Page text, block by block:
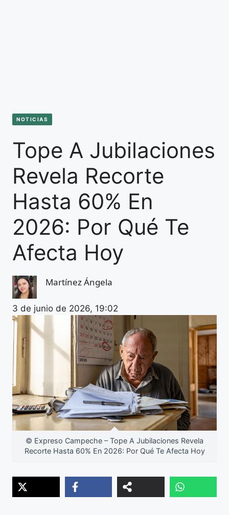
NOTICIAS
Tope A Jubilaciones
Revela Recorte
Hasta 60% En
2026: Por Qué Te
Afecta Hoy
Martínez Ángela
3 de junio de 2026, 19:02
© Expreso Campeche – Tope A Jubilaciones Revela
Recorte Hasta 60% En 2026: Por Qué Te Afecta Hoy